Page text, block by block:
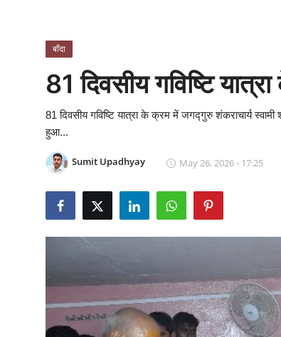
बाँदा
81 दिवसीय गविष्टि
81 दिवसीय गविष्टि यात्रा के क्रम में जगद्गुरु शंकराचार्य
हुआ...
Sumit Upadhyay May 26, 2026 - 17:25